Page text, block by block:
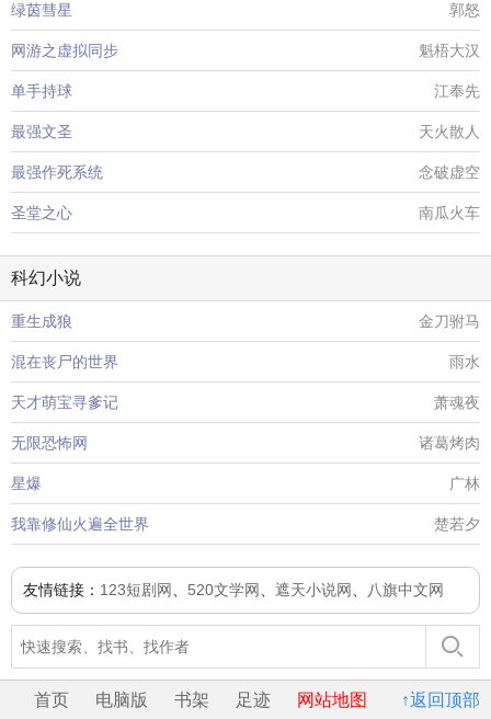
绿茵彗星 郭怒
网游之虚拟同步 魁梧大汉
单手持球 江奉先
最强文圣 天火散人
最强作死系统 念破虚空
圣堂之心 南瓜火车
科幻小说
重生成狼 金刀驸马
混在丧尸的世界 雨水
天才萌宝寻爹记 萧魂夜
无限恐怖网 诸葛烤肉
星爆 广林
我靠修仙火遍全世界 楚若夕
友情链接： 123短剧网 520文学网 遮天小说网 八旗中文网
↑返回顶部
首页 电脑版 书架 足迹 网站地图